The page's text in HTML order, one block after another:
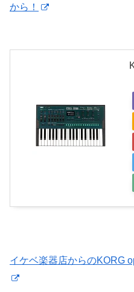
から！
イケベ楽器店からのKORG